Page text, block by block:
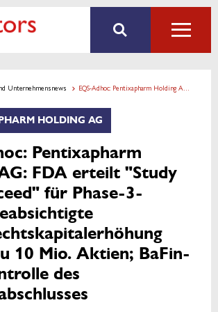
Unternehmensnews EQS-Adhoc: Pentixapharm Holding AG: FDA erteilt "Study May Proceed" für Phase-3-Studie; beabsichtigte Bezugsrechtskapitalerhöhung von bis zu 10 Mio. Aktien; BaFin-Bilanzkontrolle des Konzernabschlusses
HOLDING AG
Pentixapharm
FDA erteilt "Study
für Phase-3-
10 Mio. Aktien; BaFin-
des